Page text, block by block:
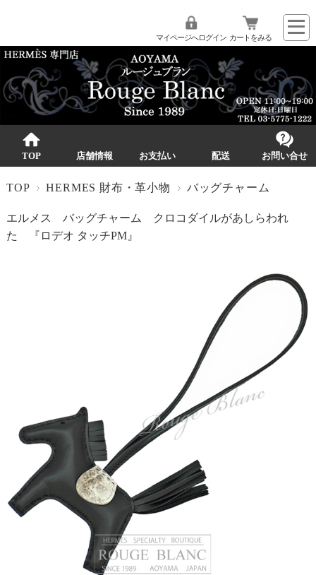
マイページへログイン カートをみる
TOP 店舗情報 お支払い 配送 お問い合せ
TOP HERMES 財布・革小物 バッグチャーム
エルメス バッグチャーム クロコダイルがあしらわれ
た 『ロデオ タッチPM』